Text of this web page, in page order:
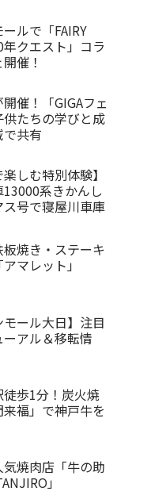
ルで「FAIRY
年クエスト」コラ
催！
催！「GIGAフェ
供たちの学びと成
共有
楽しむ特別体験】
系きかんし
ス号で寝屋川車庫
焼き・ステーキ
マレット」
モール大日】注目
アル＆移転情
歩1分！炭火焼
福」で神戸牛を
焼肉店「牛の助
」